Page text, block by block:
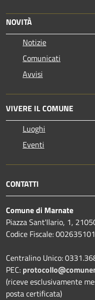
NOVITÀ
Notizie
Comunicati
Avvisi
VIVERE IL COMUNE
Luoghi
Eventi
CONTATTI
Comune di Marnate
Piazza Sant'Ilario, 1,
Codice Fiscale:
Centralino Unico:
PEC:
(riceve esclusivamente
posta certificata)